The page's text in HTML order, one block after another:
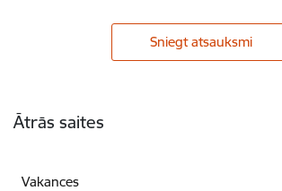
Sniegt atsauksmi
Ātrās saites
Vakances